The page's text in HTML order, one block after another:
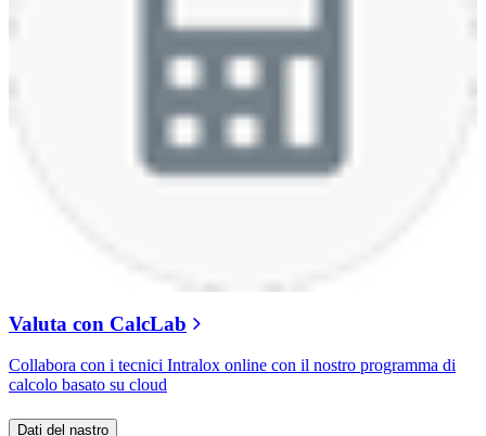
Valuta con CalcLab
Collabora con i tecnici Intralox online con il nostro programma di
calcolo basato su cloud
Dati del nastro